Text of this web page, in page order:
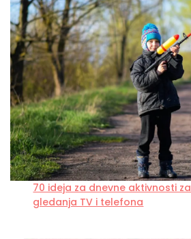
70 ideja za dnevne aktivnosti
gledanja TV i telefona